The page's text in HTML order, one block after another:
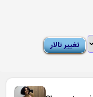
Sexy Pictures Archive